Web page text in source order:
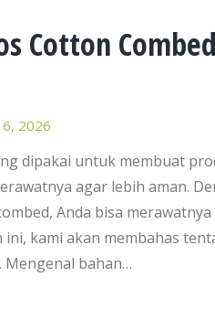
Cotton
2026
dipakai untuk membuat
agar lebih aman.
Anda bisa
kami akan membahas
Mengenal bahan…